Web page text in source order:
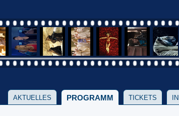
AKTUELLES PROGRAMM TICKETS